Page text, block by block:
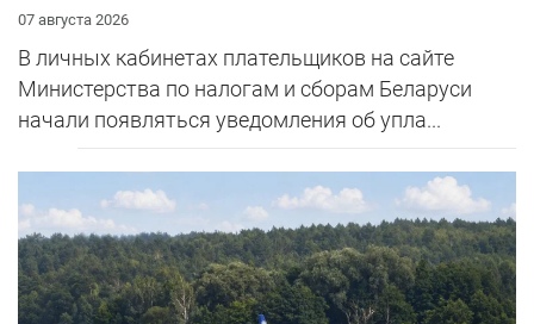
07 августа 2026
В личных кабинетах плательщиков на сайте
Министерства по налогам и сборам Беларуси
начали появляться уведомления об упла...